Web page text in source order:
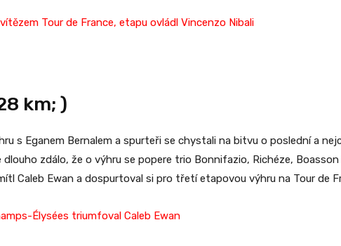
Tour de France, etapu ovládl Vincenzo Nibali
km; )
s Eganem Bernalem a spurteři se chystali na bitvu o poslední a
zdálo, že o výhru se popere trio Bonnifazio, Richéze, Boasson
Caleb Ewan a dospurtoval si pro třetí etapovou výhru na Tour de
Élysées triumfoval Caleb Ewan